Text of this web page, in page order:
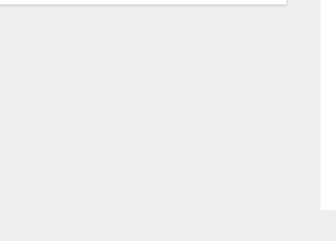
LUG 10, 2026